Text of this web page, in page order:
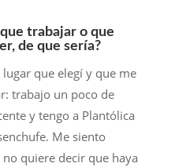
trabajar o que
de que sería?
que elegí y que me
trabajo un poco de
y tengo a Plantólica
Me siento
quiere decir que haya